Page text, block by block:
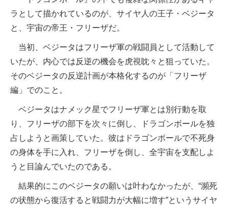
ラとして描かれているのが、サイヤ人の王子・ベジータ
と、宇宙の帝王・フリーザだ。
当初、ベジータはフリーザ軍の戦闘員として活動して
いたが、内心では反逆の機会を虎視眈々と狙っていた。
そのベジータの反逆計画が本格化するのが「フリーザ
編」でのこと。
ベジータはナメック星でフリーザ軍とは別行動を取
り、フリーザの部下を次々に倒し、ドラゴンボールを独
占しようと画策していた。彼はドラゴンボールで不死身
の身体を手に入れ、フリーザを倒し、全宇宙を支配しよ
うと目論んでいたのである。
結果的にこのベジータの願いは叶わなかったが、“瀕死
の状態から復活すると戦闘力が大幅に増す”というサイヤ